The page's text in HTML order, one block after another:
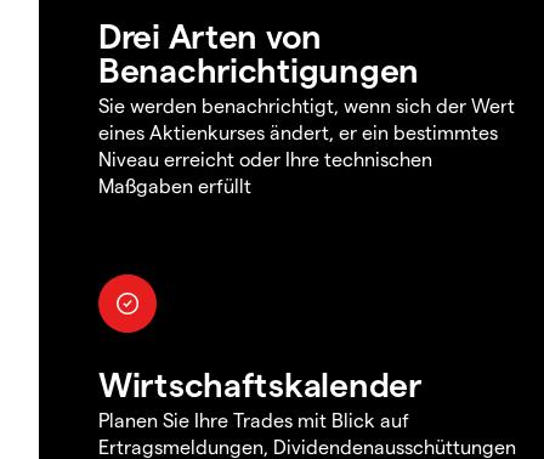
Drei Arten von
Benachrichtigungen
Sie werden benachrichtigt, wenn sich der Wert
eines Aktienkurses ändert, er ein bestimmtes
Niveau erreicht oder Ihre technischen
Maßgaben erfüllt
Wirtschaftskalender
Planen Sie Ihre Trades mit Blick auf
Ertragsmeldungen, Dividendenausschüttungen